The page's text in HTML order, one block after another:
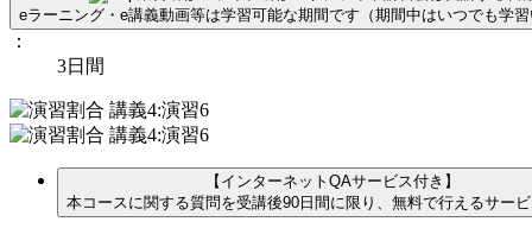
eラーニング・e講義動画等は学習可能な期間です（期間中はいつでも学習
：
3日間
【インターネットQAサービス付き】
本コースに関する質問を受講後90日間に限り、無料で行えるサービ